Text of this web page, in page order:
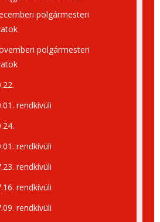
polgármesteri
polgármesteri
rendkívüli
rendkívüli
rendkívüli
rendkívüli
rendkívüli